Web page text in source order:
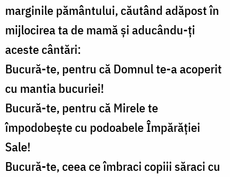
marginile pământului, căutând adăpost în
mijlocirea ta de mamă și aducându-ți
aceste cântări:
Bucură-te, pentru că Domnul te-a acoperit
cu mantia bucuriei!
Bucură-te, pentru că Mirele te
împodobește cu podoabele Împărăției
Sale!
Bucură-te, ceea ce îmbraci copiii săraci cu